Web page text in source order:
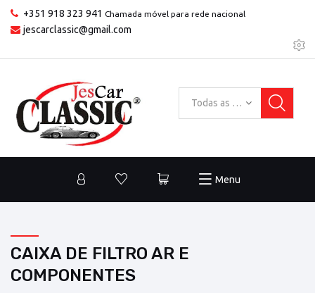
+351 918 323 941 Chamada móvel para rede nacional
jescarclassic@gmail.com
Todas as categorias
Menu
CAIXA DE FILTRO AR E
COMPONENTES